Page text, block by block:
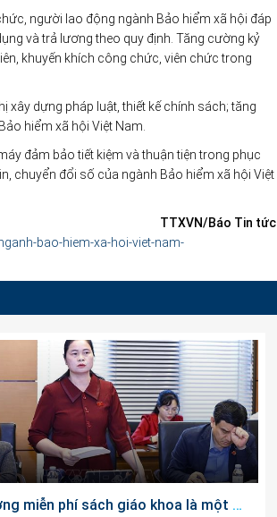
người lao động ngành Bảo hiểm xã hội đáp
và trả lương theo quy định. Tăng cường kỷ
khuyến khích công chức, viên chức trong
xây dựng pháp luật, thiết kế chính sách; tăng
hiểm xã hội Việt Nam.
đảm bảo tiết kiệm và thuận tiện trong phục
chuyển đổi số của ngành Bảo hiểm xã hội Việt
TTXVN/Báo Tin tức
bao-hiem-xa-hoi-viet-nam-
Chủ trương miễn phí sách giáo khoa là một bước tiến, thể hiện bản chất xã hội nhân văn